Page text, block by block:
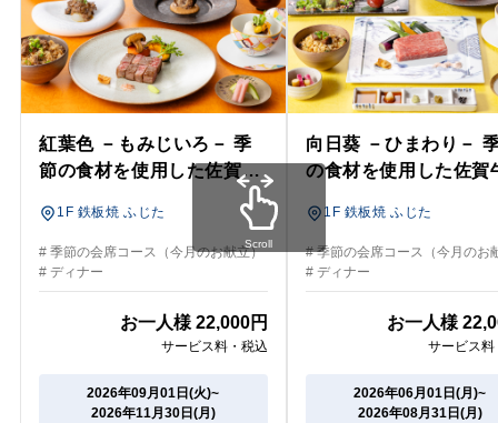
紅葉色 －もみじいろ－ 季
節の食材を使用した佐賀牛
1F 鉄板焼 ふじた
# 季節の会席コース（今月のお献立）
# ディナー
お一人様 22,000円
サービス料・税込
2026年09月01日(火)~
2026年11月30日(月)
向日葵 －ひまわり－
の食材を使用した佐賀
1F 鉄板焼 ふじた
# 季節の会席コース（今月のお
# ディナー
お一人様
サービス料
2026年06月01日(月)~
2026年08月31日(月)
Scroll